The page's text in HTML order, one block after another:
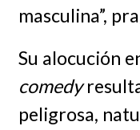
masculina”,
Su alocución
comedy
peligrosa,